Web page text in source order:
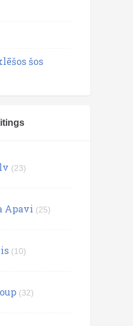
šos
(23)
Apavi (25)
(10)
(32)